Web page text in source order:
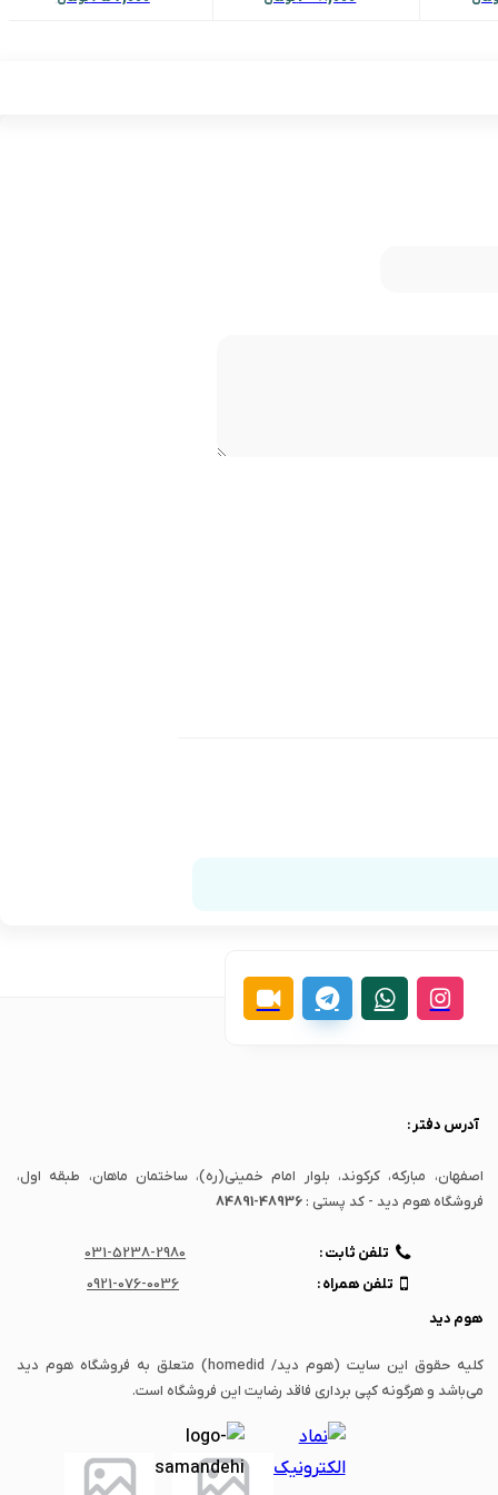
آدرس دفتر :
اصفهان، مبارکه، کرکوند، بلوار امام خمینی(ره)، ساختمان ماهان، طبقه اول،
فروشگاه هوم دید - کد پستی :84891-48936
تلفن ثابت :
031-5238-2980
تلفن همراه :
0921-076-0036
هوم دید
کلیه حقوق این سایت (هوم دید/ homedid) متعلق به فروشگاه هوم دید
می‌باشد و هرگونه کپی برداری فاقد رضایت این فروشگاه است.